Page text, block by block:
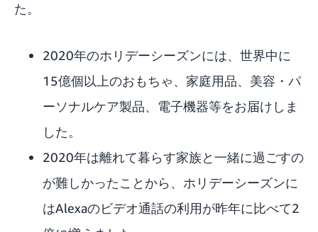
た。
2020年のホリデーシーズンには、世界中に
15億個以上のおもちゃ、家庭用品、美容・パ
ーソナルケア製品、電子機器等をお届けしま
した。
2020年は離れて暮らす家族と一緒に過ごすの
が難しかったことから、ホリデーシーズンに
はAlexaのビデオ通話の利用が昨年に比べて2